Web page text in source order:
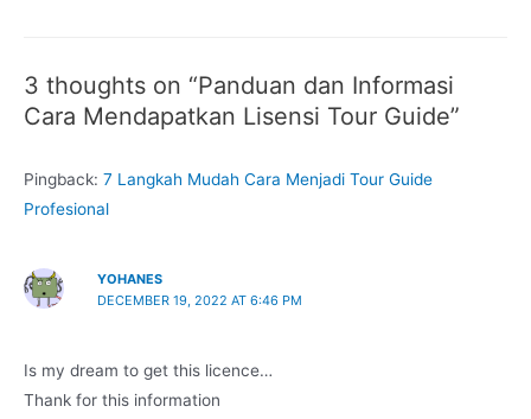
3 thoughts on “Panduan dan Informasi
Cara Mendapatkan Lisensi Tour Guide”
Pingback: 7 Langkah Mudah Cara Menjadi Tour Guide
Profesional
YOHANES
DECEMBER 19, 2022 AT 6:46 PM
Is my dream to get this licence…
Thank for this information